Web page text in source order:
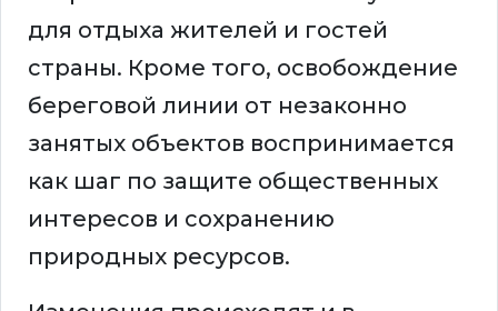
для отдыха жителей и гостей
страны. Кроме того, освобождение
береговой линии от незаконно
занятых объектов воспринимается
как шаг по защите общественных
интересов и сохранению
природных ресурсов.